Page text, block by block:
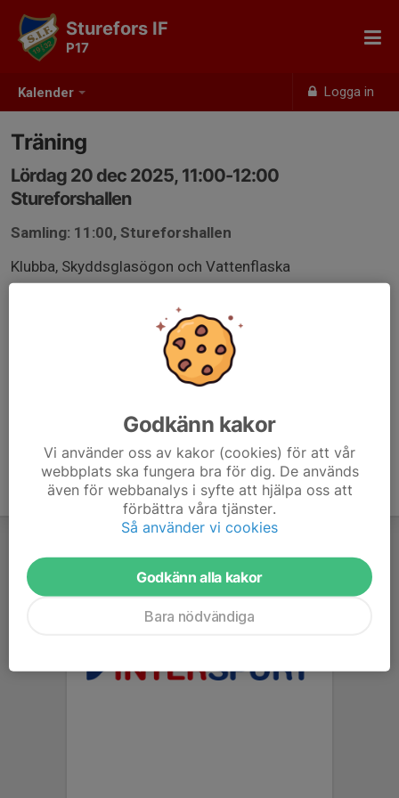
Kalender Logga in
Sturefors IF
P17
Träning
Lördag 20 dec 2025, 11:00-12:00
Stureforshallen
Samling: 11:00, Stureforshallen
Klubba, Skyddsglasögon och Vattenflaska
Godkänn kakor
Vi använder oss av kakor (cookies) för att vår
webbplats ska fungera bra för dig. De används
även för webbanalys i syfte att hjälpa oss att
förbättra våra tjänster.
Så använder vi cookies
Godkänn alla kakor
Bara nödvändiga